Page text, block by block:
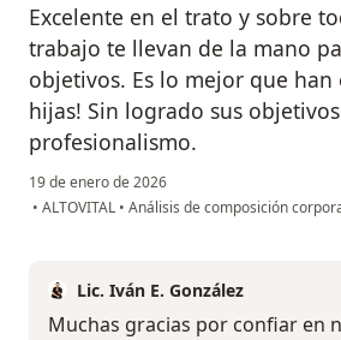
Excelente en el trato y sobre
trabajo te llevan de la mano
objetivos. Es lo mejor que
hijas! Sin logrado sus
profesionalismo.
19 de enero de 2026
• ALTOVITAL • Análisis de composición
Lic. Iván E. González
Muchas gracias por confiar en